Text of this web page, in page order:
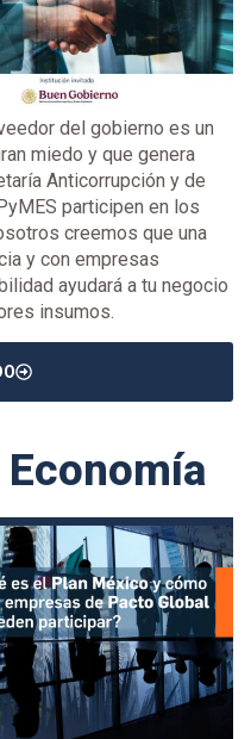
del gobierno es un
miedo y que genera
Anticorrupción y de
participen en los
creemos que una
y con empresas
ayudará a tu negocio
insumos.